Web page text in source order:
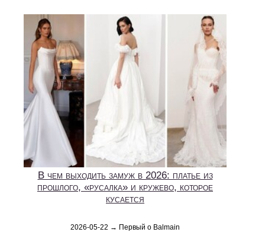
В чем выходить замуж в 2026: платье из
прошлого, «русалка» и кружево, которое
кусается
2026-05-22 → Первый о Balmain